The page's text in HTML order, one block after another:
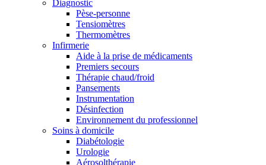
Diagnostic
Pèse-personne
Tensiomètres
Thermomètres
Infirmerie
Aide à la prise de médicaments
Premiers secours
Thérapie chaud/froid
Pansements
Instrumentation
Désinfection
Environnement du professionnel
Soins à domicile
Diabétologie
Urologie
Aérosolthérapie